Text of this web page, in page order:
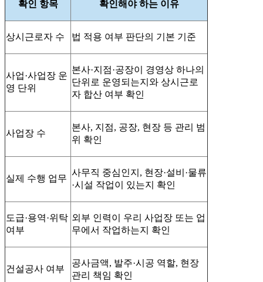
확인 항목 확인해야 하는 이유
상시근로자 수 법 적용 여부 판단의 기본 기준
사업·사업장 운
영 단위
본사·지점·공장이 경영상 하나의
단위로 운영되는지와 상시근로
자 합산 여부 확인
사업장 수
본사, 지점, 공장, 현장 등 관리 범
위 확인
실제 수행 업무
사무직 중심인지, 현장·설비·물류
·시설 작업이 있는지 확인
도급·용역·위탁
여부
외부 인력이 우리 사업장 또는 업
무에서 작업하는지 확인
건설공사 여부
공사금액, 발주·시공 역할, 현장
관리 책임 확인